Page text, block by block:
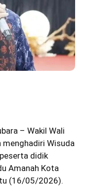
– Wakil Wali
menghadiri Wisuda
didik
Amanah Kota
(16/05/2026).